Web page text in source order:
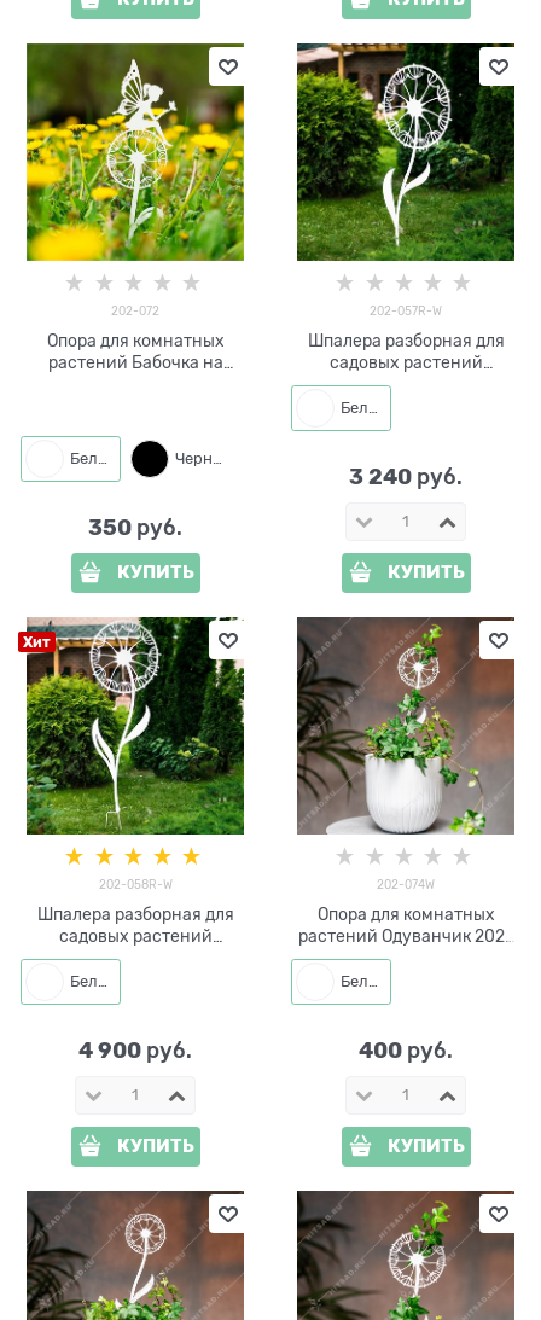
202-072
Опора для комнатных
растений Бабочка на
Белый Черный
350 руб.
КУПИТЬ
202-057R-W
Шпалера разборная для
садовых растений
Одуванчик 202-057R-W
Белый
3 240 руб.
КУПИТЬ
Хит
202-058R-W
Шпалера разборная для
садовых растений
Одуванчик 202-058R-W
Белый
4 900 руб.
КУПИТЬ
202-074W
Опора для комнатных
растений Одуванчик 202-
074 h=40 см
Белый
400 руб.
КУПИТЬ